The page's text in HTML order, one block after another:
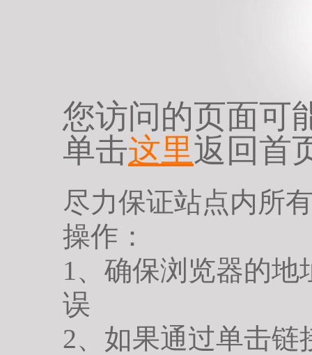
您访问的页面可
单击这里返回
尽力保证站点内所
操作：
1、确保浏览器的
误
2、如果通过单击